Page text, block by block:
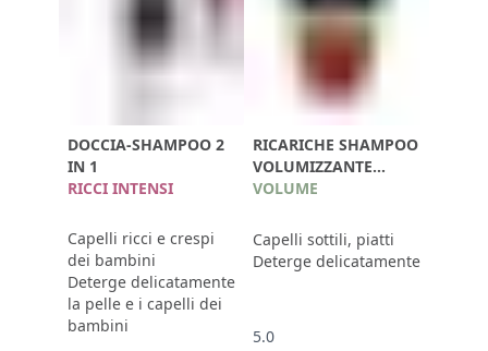
DOCCIA-SHAMPOO 2
IN 1
RICCI INTENSI
Capelli ricci e crespi
dei bambini
Deterge delicatamente
la pelle e i capelli dei
bambini
RICARICHE SHAMPOO
VOLUMIZZANTE
750ML
VOLUME
Capelli sottili, piatti
Deterge delicatamente
5.0